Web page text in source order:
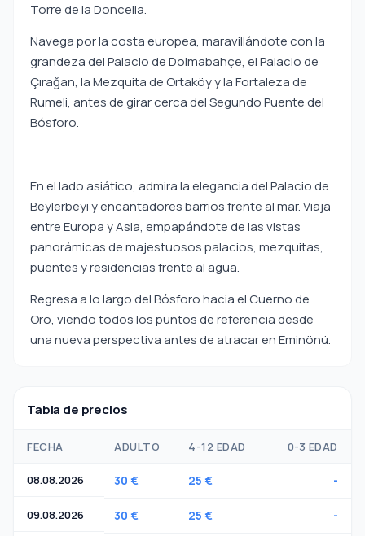
Torre de la Doncella.
Navega por la costa europea, maravillándote con la
grandeza del Palacio de Dolmabahçe, el Palacio de
Çırağan, la Mezquita de Ortaköy y la Fortaleza de
Rumeli, antes de girar cerca del Segundo Puente del
Bósforo.
En el lado asiático, admira la elegancia del Palacio de
Beylerbeyi y encantadores barrios frente al mar. Viaja
entre Europa y Asia, empapándote de las vistas
panorámicas de majestuosos palacios, mezquitas,
puentes y residencias frente al agua.
Regresa a lo largo del Bósforo hacia el Cuerno de
Oro, viendo todos los puntos de referencia desde
una nueva perspectiva antes de atracar en Eminönü.
Tabla de precios
FECHA ADULTO 4-12 EDAD 0-3 EDAD
08.08.2026 30 € 25 € -
09.08.2026 30 € 25 € -